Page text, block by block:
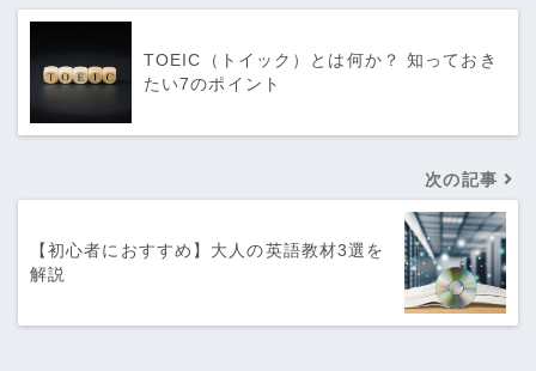
TOEIC（トイック）とは何か？ 知っておき
たい7のポイント
次の記事
【初心者におすすめ】大人の英語教材3選を
解説